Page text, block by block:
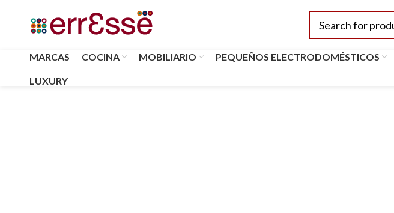
MARCAS COCINA MOBILIARIO PEQUEÑOS ELECTRODOMÉSTICOS
LUXURY